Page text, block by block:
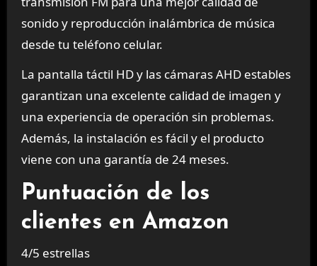
sonido y reproducción inalámbrica de música
desde tu teléfono celular.
La pantalla táctil HD y las cámaras AHD estables
garantizan una excelente calidad de imagen y
una experiencia de operación sin problemas.
Además, la instalación es fácil y el producto
viene con una garantía de 24 meses.
Puntuación de los
clientes en Amazon
4/5 estrellas